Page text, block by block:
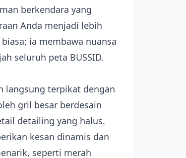
berkendara yang
Anda menjadi lebih
ia membawa nuansa
seluruh peta BUSSID.
langsung terpikat dengan
gril besar berdesain
detailing yang halus.
kesan dinamis dan
seperti merah